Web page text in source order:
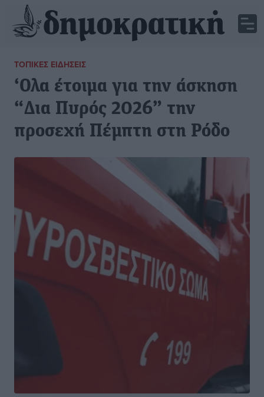
ΤΟΠΙΚΈΣ ΕΙΔΉΣΕΙΣ
‘Ολα έτοιμα για την άσκηση
“Δια Πυρός 2026” την
προσεχή Πέμπτη στη Ρόδο